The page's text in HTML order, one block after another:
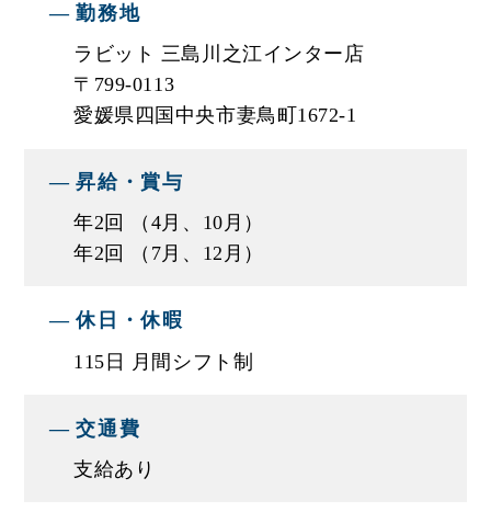
★完全反響型の営業（飛び込み営業は一切なし
で、お問い合わせがあった際にご対応します）
で、効率良く稼げる！
な業務をカット！残業時間の短縮に努めています
★福利厚生充実で、家族も嬉しい！
★充実の研修制度で未経験者でも安心！
■仕事内容
カーリースに関する提案営業をお任せいたしま
予算的な問題で新車の購入が難しいお客様や、メ
や中古車の購入ではなく、リース（貸し出し）と
勤務地
ラビット 三島川之江インター店
〒799-0113
愛媛県四国中央市妻鳥町1672-1
昇給・賞与
年2回 （4月、10月）
年2回 （7月、12月）
休日・休暇
115日 月間シフト制
交通費
支給あり